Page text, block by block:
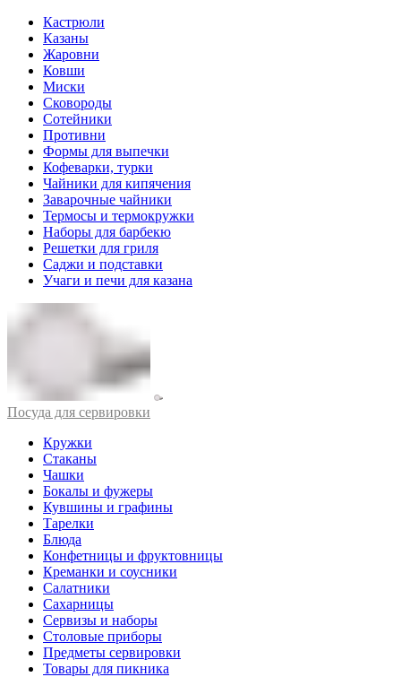
Кастрюли
Казаны
Жаровни
Ковши
Миски
Сковороды
Сотейники
Противни
Формы для выпечки
Кофеварки, турки
Чайники для кипячения
Заварочные чайники
Термосы и термокружки
Наборы для барбекю
Решетки для гриля
Саджи и подставки
Учаги и печи для казана
Посуда для сервировки
Кружки
Стаканы
Чашки
Бокалы и фужеры
Кувшины и графины
Тарелки
Блюда
Конфетницы и фруктовницы
Креманки и соусники
Салатники
Сахарницы
Сервизы и наборы
Столовые приборы
Предметы сервировки
Товары для пикника